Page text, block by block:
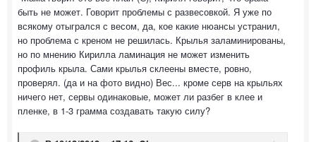
быть не может. Говорит проблемы с развесовкой. Я уже по
всякому отыгрался с весом, да, кое какие нюансы устранил,
но проблема с креном не решилась. Крылья заламинированы,
но по мнению Кирилла ламинация не может изменить
профиль крыла. Сами крылья склеены вместе, ровно,
проверял. (да и на фото видно) Вес... кроме серв на крыльях
ничего нет, сервы одинаковые, может ли разбег в клее и
пленке, в 1-3 грамма создавать такую силу?